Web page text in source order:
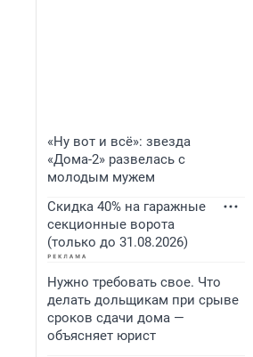
«Ну вот и всё»: звезда
«Дома-2» развелась с
молодым мужем
Скидка 40% на гаражные
секционные ворота
(только до 31.08.2026)
Нужно требовать свое. Что
делать дольщикам при срыве
сроков сдачи дома —
объясняет юрист